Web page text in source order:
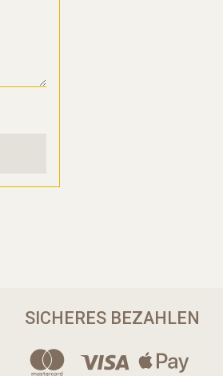
SICHERES BEZAHLEN